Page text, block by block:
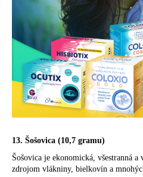
13. Šošovica (10,7 gramu)
Šošovica je ekonomická, všestranná
zdrojom vlákniny, bielkovín a